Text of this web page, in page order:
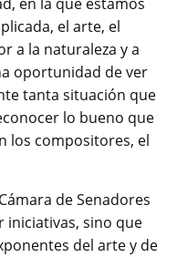
el arte, el
a la naturaleza y a
oportunidad de ver
tanta situación que
lo bueno que
los compositores, el
de Senadores
iniciativas, sino que
del arte y de